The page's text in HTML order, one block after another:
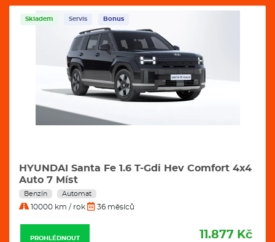
Skladem Servis Bonus
HYUNDAI Santa Fe 1.6 T-Gdi Hev Comfort 4x4
Auto 7 Míst
Benzín Automat
10000 km / rok 36 měsíců
PROHLÉDNOUT 11.877 Kč